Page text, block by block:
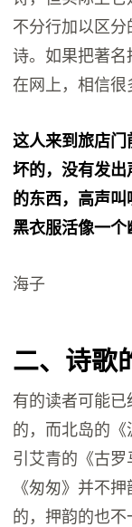
不分行加以区
诗。如果把著
在网上，相信很
这人来到旅店
坏的，没有发
的东西，高声
黑衣服活像一个
海子
二、诗歌
有的读者可能
的，而北岛的
引艾青的《古
《匆匆》并不
的，押韵的也